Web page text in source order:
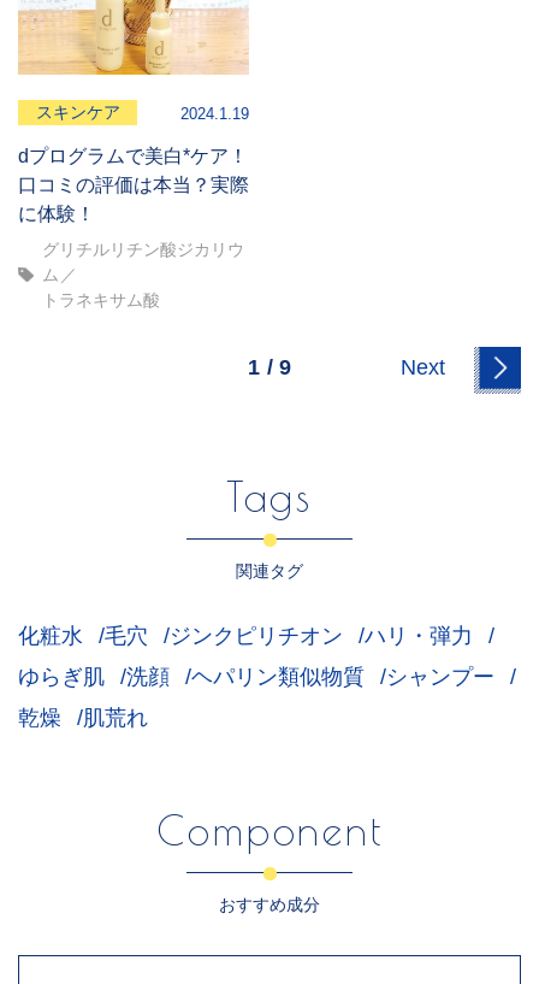
スキンケア 2024.1.19
dプログラムで美白*ケア！
口コミの評価は本当？実際
に体験！
グリチルリチン酸ジカリウ
ム
トラネキサム酸
1 / 9 Next
Tags
関連タグ
化粧水 毛穴 ジンクピリチオン
ハリ・弾力
ゆらぎ肌
洗顔 ヘパリン類似物質
シャンプー
乾燥
肌荒れ
Component
おすすめ成分